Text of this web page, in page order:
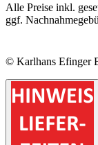
Alle Preise inkl.
ggf.
© Karlhans Efinger